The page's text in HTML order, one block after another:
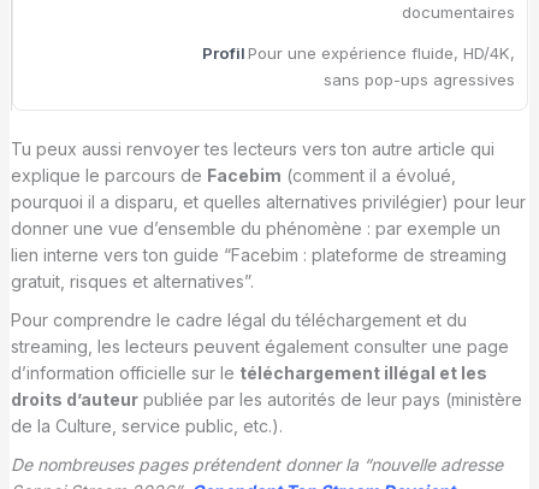
documentaires
Pour une expérience fluide, HD/4K,
sans pop-ups agressives
Tu peux aussi renvoyer tes lecteurs vers ton autre article qui
explique le parcours de Facebim (comment il a évolué,
pourquoi il a disparu, et quelles alternatives privilégier) pour leur
donner une vue d’ensemble du phénomène : par exemple un
lien interne vers ton guide “Facebim : plateforme de streaming
gratuit, risques et alternatives”.
Pour comprendre le cadre légal du téléchargement et du
streaming, les lecteurs peuvent également consulter une page
d’information officielle sur le téléchargement illégal et les
droits d’auteurpubliée par les autorités de leur pays (ministère
de la Culture, service public, etc.).
De nombreuses pages prétendent donner la “nouvelle adresse